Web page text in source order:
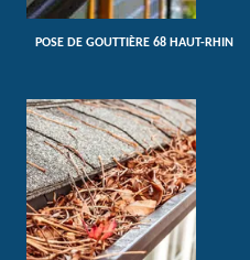
POSE DE GOUTTIÈRE 68 HAUT-RHIN